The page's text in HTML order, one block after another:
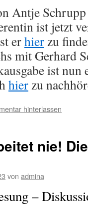
Antje
ist jetzt
erhierzu
mit Gerhard
ist
hierzu
hinterlassen
nie!
von admina
–